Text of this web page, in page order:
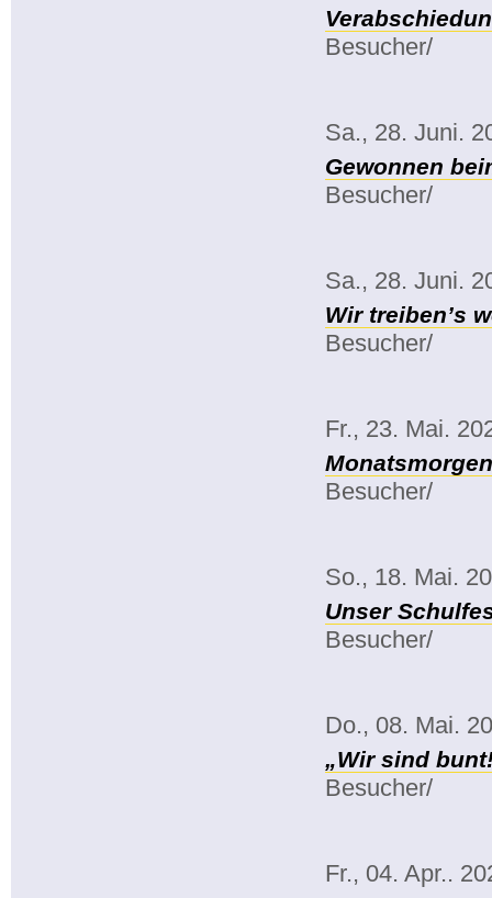
Besucher/
Sa., 28. Juni.
Gewonnen
Besucher/
Sa., 28. Juni.
Wir treiben’s
Besucher/
Fr., 23. Mai.
Besucher/
So., 18. Mai.
Unser
Besucher/
Do., 08. Mai.
„Wir sind
Besucher/
Fr., 04. Apr..